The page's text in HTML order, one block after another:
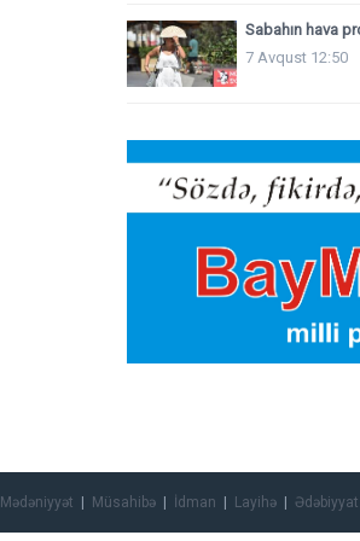
Sabahın hava
7 Avqust 12:50
Mədəniyyət Müsahibə İdman Layihə Ədəbiyyat